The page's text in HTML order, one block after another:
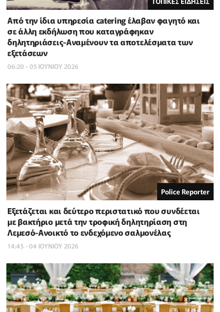
Από την ίδια υπηρεσία catering έλαβαν φαγητό και
σε άλλη εκδήλωση που καταγράφηκαν
δηλητηριάσεις-Αναμένουν τα αποτελέσματα των
εξετάσεων
06:20 - 05 ΙΟΥΝΙΟΥ 2026
Police Reporter
Εξετάζεται και δεύτερο περιστατικό που συνδέεται
με βακτήριο μετά την τροφική δηλητηρίαση στη
Λεμεσό-Ανοικτό το ενδεχόμενο σαλμονέλας
14:45 - 04 ΙΟΥΝΙΟΥ 2026